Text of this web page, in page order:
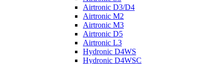
Airtronic D3/D4
Airtronic M2
Airtronic M3
Airtronic D5
Airtronic L3
Hydronic D4WS
Hydronic D4WSC